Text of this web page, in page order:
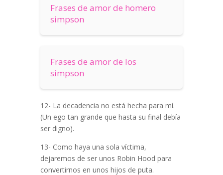
Frases de amor de homero
simpson
Frases de amor de los
simpson
12- La decadencia no está hecha para mí.
(Un ego tan grande que hasta su final debía
ser digno).
13- Como haya una sola víctima,
dejaremos de ser unos Robin Hood para
convertirnos en unos hijos de puta.